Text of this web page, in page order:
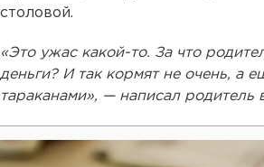
столовой.
«Это ужас какой-то. За что
деньги? И так кормят не очень, а
тараканами», — написал родитель